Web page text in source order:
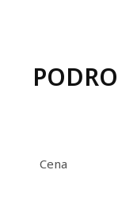
Cena